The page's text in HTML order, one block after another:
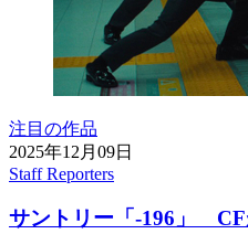
注目の作品
2025年12月09日
Staff Reporters
サントリー「-196」 CF